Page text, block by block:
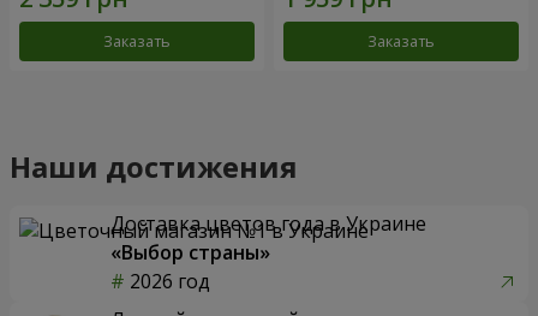
Заказать Заказать
Наши достижения
Доставка цветов года в Украине
«Выбор страны»
2026 год